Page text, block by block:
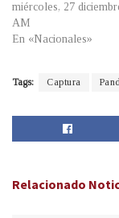
miércoles, 27
AM
En «Nacionales»
Tags: Captura
Relacionado